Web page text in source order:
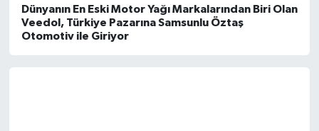
Dünyanın En Eski Motor Yağı Markalarından Biri Olan
Veedol, Türkiye Pazarına Samsunlu Öztaş
Otomotiv ile Giriyor